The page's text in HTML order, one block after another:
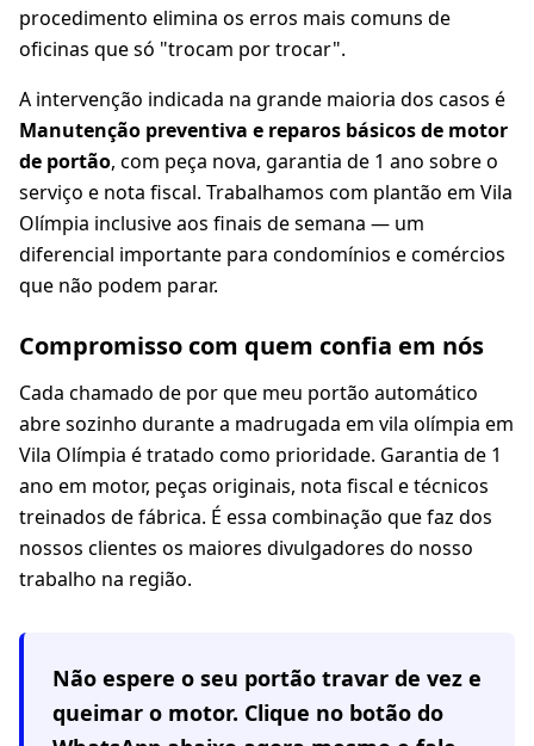
procedimento elimina os erros mais comuns de
oficinas que só "trocam por trocar".
A intervenção indicada na grande maioria dos casos é
Manutenção preventiva e reparos básicos de motor
de portão, com peça nova, garantia de 1 ano sobre o
serviço e nota fiscal. Trabalhamos com plantão em Vila
Olímpia inclusive aos finais de semana — um
diferencial importante para condomínios e comércios
que não podem parar.
Compromisso com quem confia em nós
Cada chamado de por que meu portão automático
abre sozinho durante a madrugada em vila olímpia em
Vila Olímpia é tratado como prioridade. Garantia de 1
ano em motor, peças originais, nota fiscal e técnicos
treinados de fábrica. É essa combinação que faz dos
nossos clientes os maiores divulgadores do nosso
trabalho na região.
Não espere o seu portão travar de vez e
queimar o motor. Clique no botão do